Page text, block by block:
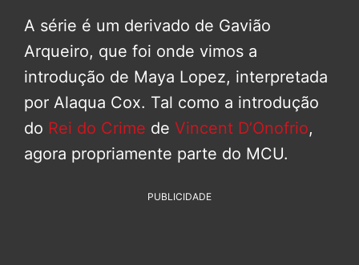
A série é um derivado de Gavião
Arqueiro, que foi onde vimos a
introdução de Maya Lopez, interpretada
por Alaqua Cox. Tal como a introdução
do Rei do Crime de Vincent D’Onofrio,
agora propriamente parte do MCU.
PUBLICIDADE